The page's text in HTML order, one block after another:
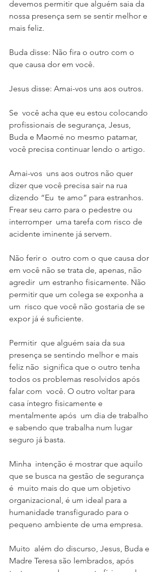
devemos permitir que alguém saia da
nossa presença sem se sentir melhor e
mais feliz.
Buda disse: Não fira o outro com o
que causa dor em você.
Jesus disse: Amai-vos uns aos outros.
Se  você acha que eu estou colocando
profissionais de segurança, Jesus,
Buda e Maomé no mesmo patamar,
você precisa continuar lendo o artigo.
Amai-vos  uns aos outros não quer
dizer que você precisa sair na rua
dizendo “Eu  te amo” para estranhos.
Frear seu carro para o pedestre ou
interromper  uma tarefa com risco de
acidente iminente já servem.
Não ferir o  outro com o que causa dor
em você não se trata de, apenas, não
agredir  um estranho fisicamente. Não
permitir que um colega se exponha a
um  risco que você não gostaria de se
expor já é suficiente.
Permitir  que alguém saia da sua
presença se sentindo melhor e mais
feliz não  significa que o outro tenha
todos os problemas resolvidos após
falar com  você. O outro voltar para
casa íntegro fisicamente e
mentalmente após  um dia de trabalho
e sabendo que trabalha num lugar
seguro já basta.
Minha  intenção é mostrar que aquilo
que se busca na gestão de segurança
é  muito mais do que um objetivo
organizacional, é um ideal para a
humanidade transfigurado para o
pequeno ambiente de uma empresa.
Muito  além do discurso, Jesus, Buda e
Madre Teresa são lembrados, após